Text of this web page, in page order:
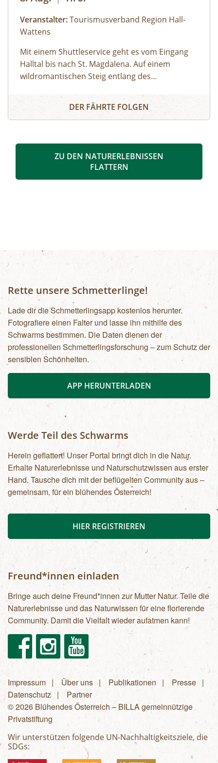
Veranstalter:Tourismusverband Region Hall-
Wattens
Mit einem Shuttleservice geht es vom Eingang
Halltal bis nach St. Magdalena. Auf einem
wildromantischen Steig entlang des
welcher für seine Pflanzenvielfalt bekannt ist.
Ausgerüstet mit Swarovski Ferngläsern lassen
Ins Blumenparadies zum Issanger
DER FÄHRTE FOLGEN
ZU DEN NATURERLEBNISSEN
FLATTERN
Rette unsere Schmetterlinge!
Lade dir die Schmetterlingsapp kostenlos herunter.
Fotografiere einen Falter und lasse ihn mithilfe des
Schwarms bestimmen. Die Daten dienen der
professionellen Schmetterlingsforschung – zum Schutz der
sensiblen Schönheiten.
APP HERUNTERLADEN
Werde Teil des Schwarms
Herein geflattert! Unser Portal bringt dich in die Natur.
Erhalte Naturerlebnisse und Naturschutzwissen aus erster
Hand. Tausche dich mit der beflügelten Community aus –
gemeinsam, für ein blühendes Österreich!
HIER REGISTRIEREN
Freund*innen einladen
Bringe auch deine Freund*innen zur Mutter Natur. Teile die
Naturerlebnisse und das Naturwissen für eine florierende
Community. Damit die Vielfalt wieder aufatmen kann!
FacebookInstagram Youtube
Fußzeilenmenü
Impressum Über uns Publikationen
Presse
Datenschutz
Partner
© 2026 Blühendes Österreich – BILLA gemeinnützige
Privatstiftung
Wir unterstützen folgende UN-Nachhaltigkeitsziele, die
SDGs: